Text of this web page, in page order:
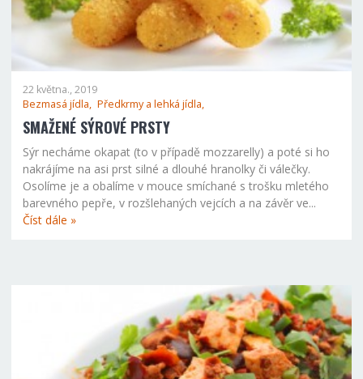
22 května., 2019
Bezmasá jídla, Předkrmy a lehká jídla,
SMAŽENÉ SÝROVÉ PRSTY
Sýr necháme okapat (to v případě mozzarelly) a poté si ho
nakrájíme na asi prst silné a dlouhé hranolky či válečky.
Osolíme je a obalíme v mouce smíchané s trošku mletého
barevného pepře, v rozšlehaných vejcích a na závěr ve...
Číst dále »